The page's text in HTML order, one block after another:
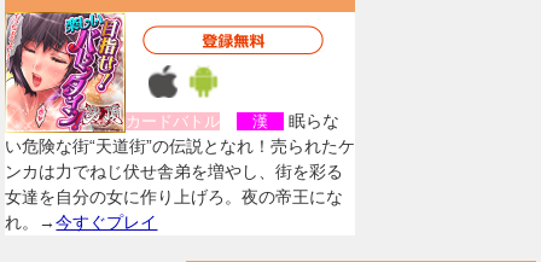
カードバトル 漢
眠らな
い危険な街“天道街”の伝説となれ！売られたケ
ンカは力でねじ伏せ舎弟を増やし、街を彩る
女達を自分の女に作り上げろ。夜の帝王にな
れ。→今すぐプレイ